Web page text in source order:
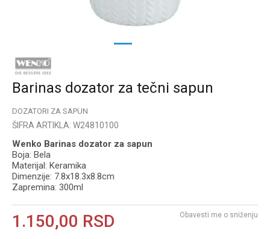
1
Barinas dozator za tečni sapun
DOZATORI ZA SAPUN
ŠIFRA ARTIKLA: W24810100
Wenko Barinas dozator za sapun
Boja: Bela
Materijal: Keramika
Dimenzije: 7.8x18.3x8.8cm
Zapremina: 300ml
1.150,00 RSD Obavesti me o sniženju